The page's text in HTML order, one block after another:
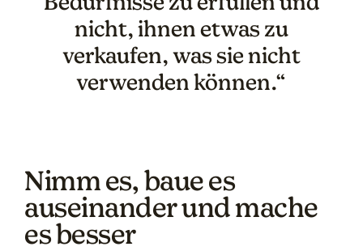
nicht, ihnen etwas zu
verkaufen, was sie nicht
verwenden können.“
Nimm es, baue es
auseinander und mache
es besser